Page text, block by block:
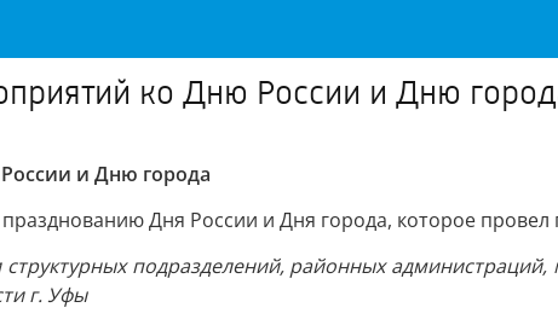
ко Дню России и Дню
и Дню города
Дня России и Дня города, которое
структурных подразделений, районных
г. Уфы